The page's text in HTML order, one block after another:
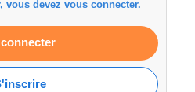
vous devez vous connecter.